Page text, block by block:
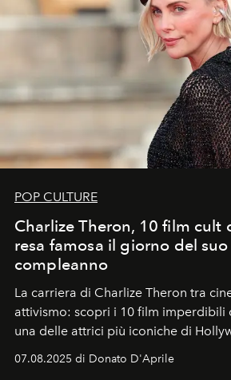
POP CULTURE
Charlize Theron, 10 film cult
resa famosa il giorno del
compleanno
La carriera di Charlize Theron tra
attivismo: scopri i 10 film imperdibili
una delle attrici più iconiche di
07.08.2025 di Donato D'Aprile